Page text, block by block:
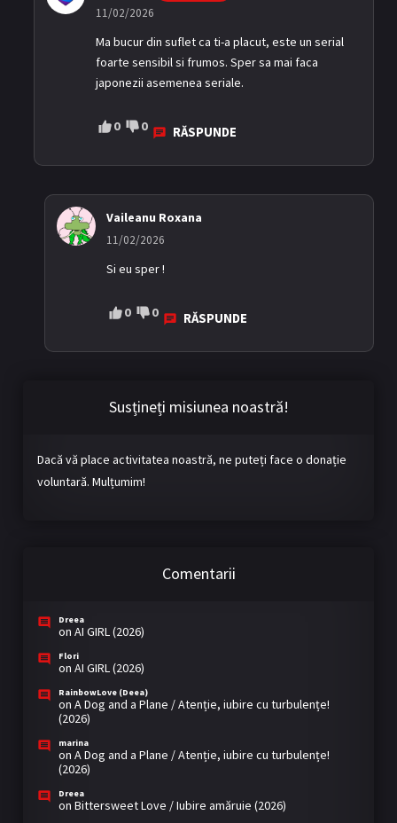
11/02/2026
Ma bucur din suflet ca ti-a placut, este un serial
foarte sensibil si frumos. Sper sa mai faca
japonezii asemenea seriale.
0 0 RĂSPUNDE
Vaileanu Roxana
11/02/2026
Si eu sper !
0 0 RĂSPUNDE
Susțineți misiunea noastră!
Dacă vă place activitatea noastră, ne puteți face o donație
voluntară. Mulțumim!
Comentarii
Dreea
on AI GIRL (2026)
Flori
on AI GIRL (2026)
RainbowLove (Deea)
on A Dog and a Plane / Atenție, iubire cu turbulențe!
(2026)
marina
on A Dog and a Plane / Atenție, iubire cu turbulențe!
(2026)
Dreea
on Bittersweet Love / Iubire amăruie (2026)